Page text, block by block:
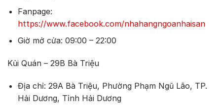
Fanpage:
https://www.facebook.com/nhahangngoanhaisan
Giờ mở cửa: 09:00 – 22:00
Kủi Quán – 29B Bà Triệu
Địa chỉ: 29A Bà Triệu, Phường Phạm Ngũ Lão, TP.
Hải Dương, Tỉnh Hải Dương